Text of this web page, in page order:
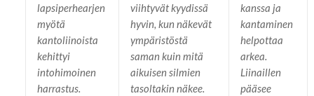
lapsiperhearjen
myötä
kantoliinoista
kehittyi
intohimoinen
harrastus.
viihtyvät kyydissä
hyvin, kun näkevät
ympäristöstä
saman kuin mitä
aikuisen silmien
tasoltakin näkee.
kanssa ja
kantaminen
helpottaa
arkea.
Liinaillen
pääsee